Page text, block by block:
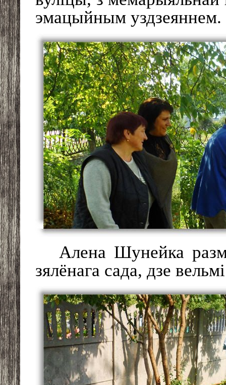
эмацыйным уздзеяннем.
Алена Шунейка
зялёнага сада, дзе